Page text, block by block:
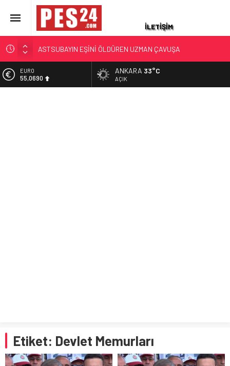
İLETİŞİM
JANDARMA ASTSUBAYIN EŞİ VE KIZI TOPRAĞA VERİLDİ!
87 YAŞINDAKİ EMEKLİ ASTSUBAY HAYATINI KAYBETTİ
YAKALANAN FİRARİ ESKİ YÜZBAŞININ İFADESİ ORTAYA
EURO
55,0690
ANKARA 33°C
AÇIK
Etiket: Devlet Memurları